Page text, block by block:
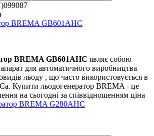
BREMA GB601AHC
BREMA GB601AHC являє собою
для автоматичного виробництва
льоду , що часто використовується в
Купити льодогенератор BREMA - це
на сьогодні за співвідношенням ціна